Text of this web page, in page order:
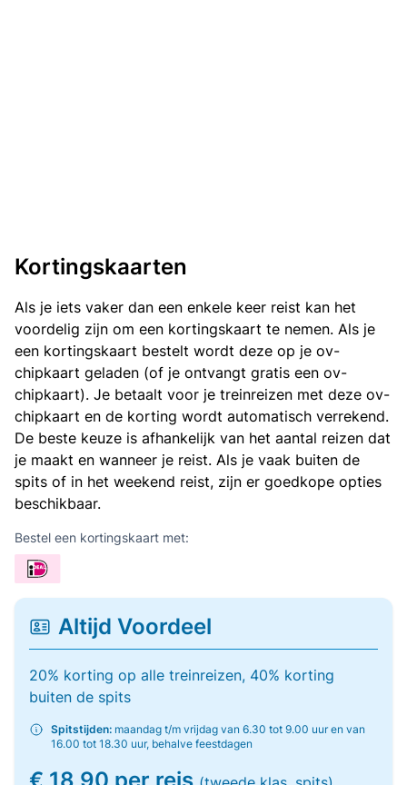
Kortingskaarten
Als je iets vaker dan een enkele keer reist kan het
voordelig zijn om een kortingskaart te nemen. Als je
een kortingskaart bestelt wordt deze op je ov-
chipkaart geladen (of je ontvangt gratis een ov-
chipkaart). Je betaalt voor je treinreizen met deze ov-
chipkaart en de korting wordt automatisch verrekend.
De beste keuze is afhankelijk van het aantal reizen dat
je maakt en wanneer je reist. Als je vaak buiten de
spits of in het weekend reist, zijn er goedkope opties
beschikbaar.
Bestel een kortingskaart met:
Altijd Voordeel
20% korting op alle treinreizen, 40% korting
buiten de spits
Spitstijden: maandag t/m vrijdag van 6.30 tot 9.00 uur en van
16.00 tot 18.30 uur, behalve feestdagen